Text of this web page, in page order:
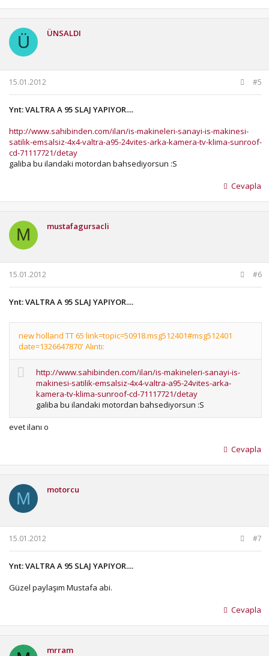
Ü ÜNSALDI
15.01.2012 #5
Ynt: VALTRA A 95 SLAJ YAPIYOR....
http://www.sahibinden.com/ilan/is-makineleri-sanayi-is-makinesi-
satilik-emsalsiz-4x4-valtra-a95-24vites-arka-kamera-tv-klima-sunroof-
cd-71117721/detay
galiba bu ilandaki motordan bahsediyorsun :S
Cevapla
M mustafagursacli
15.01.2012 #6
Ynt: VALTRA A 95 SLAJ YAPIYOR....
new holland TT 65 link=topic=50918.msg512401#msg512401
date=1326647870' Alıntı:
http://www.sahibinden.com/ilan/is-makineleri-sanayi-is-
makinesi-satilik-emsalsiz-4x4-valtra-a95-24vites-arka-
kamera-tv-klima-sunroof-cd-71117721/detay
galiba bu ilandaki motordan bahsediyorsun :S
evet ilanı o
Cevapla
M motorcu
15.01.2012 #7
Ynt: VALTRA A 95 SLAJ YAPIYOR....
Güzel paylaşım Mustafa abi.
Cevapla
mrram